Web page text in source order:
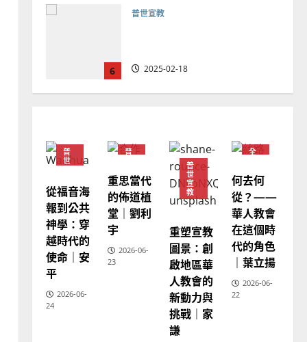
6
普世宣教
2025-02-18
忠、溫淑芳
2025-02-20
1
教會發展 門徒培育
如何以國度思維建造地方堂
2024-01-09
福音未及之民的定義、現況
及反思｜葉大銘
2025-02-18
普
世
從福音海
報到公共
神學：穿
越時代的
使命｜安
平
2026-06-
24
普
教
重思當代
的佈道植
堂｜劉利
宇
2026-06-
23
普
世
宣
教
重塑宣教
圖景：創
啟地區華
人教會的
新動力與
挑戰｜家
謙
全
人
教
會
普
世
宣
教
何去何
從？——
華人教會
在這個時
代的角色
｜葉立揚
2026-06-
22